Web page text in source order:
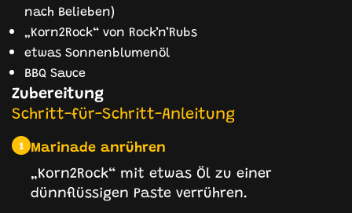
nach Belieben)
„Korn2Rock“ von Rock’n’Rubs
etwas Sonnenblumenöl
BBQ Sauce
Zubereitung
Schritt-für-Schritt-Anleitung
1 Marinade anrühren
„Korn2Rock“ mit etwas Öl zu einer
dünnflüssigen Paste verrühren.